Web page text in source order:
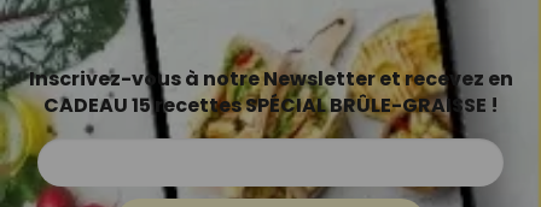
Inscrivez-vous à notre Newsletter et recevez en
CADEAU 15 recettes SPÉCIAL BRÛLE-GRAISSE !